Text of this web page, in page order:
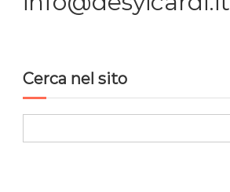
Cerca nel sito
e